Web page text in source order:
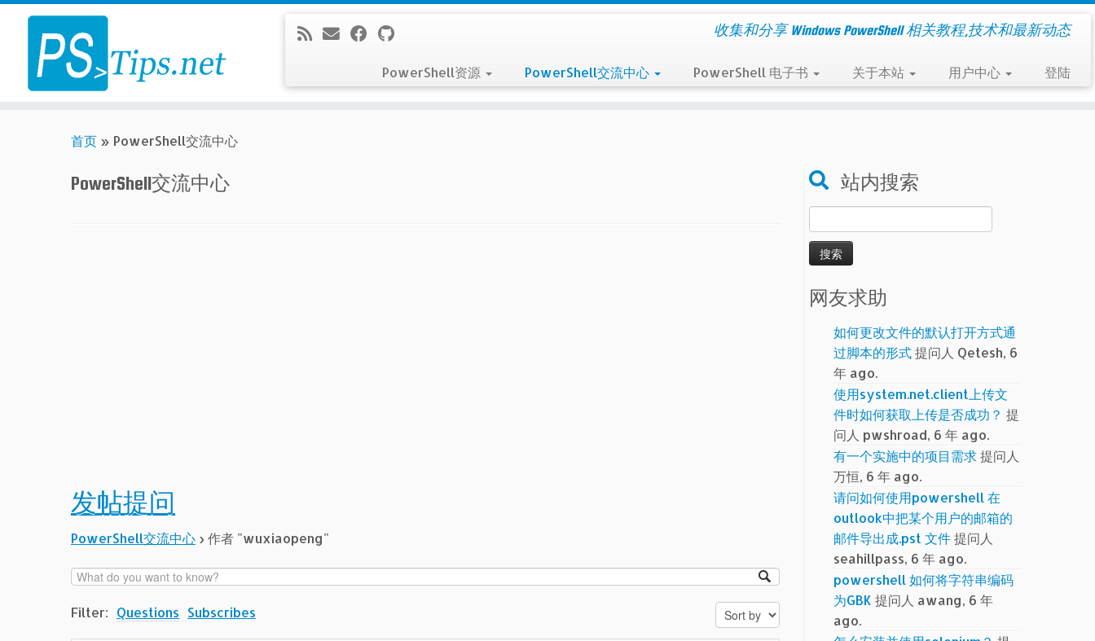
Skip
content
收集和分享 Windows PowerShell 相关教程,技术和最新动态
PowerShell资源 PowerShell交流中心 PowerShell 电子书 关于本站 用户中心 登陆
首页 » PowerShell交流中心
PowerShell交流中心
发帖提问
PowerShell交流中心 › 作者 "wuxiaopeng"
Filter: Questions Subscribes
站内搜索
索：
网友求助
如何更改文件的默认打开方式通
过脚本的形式提问人 Qetesh, 6
年 ago.
使用system.net.client上传文
件时如何获取上传是否成功？ 提
问人 pwshroad, 6 年 ago.
有一个实施中的项目需求提问人
万恒, 6 年 ago.
请问如何使用powershell 在
outlook中把某个用户的邮箱的
邮件导出成.pst 文件提问人
seahillpass, 6 年 ago.
powershell 如何将字符串编码
为GBK 提问人 awang, 6 年
ago.